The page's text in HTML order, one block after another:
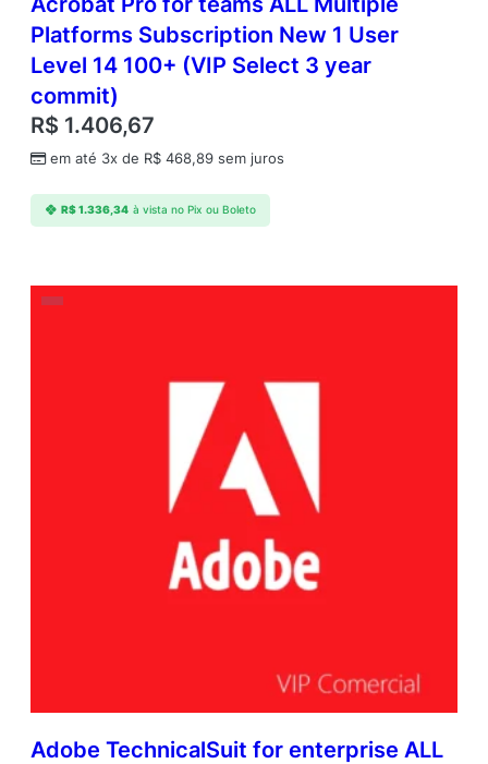
Platforms Subscription New 1 User
Level 14 100+ (VIP Select 3 year
commit)
R$ 1.406,67
em até 3x de R$ 468,89 sem juros
R$1.336,34 à vista no Pix ou Boleto
Adobe TechnicalSuit for enterprise ALL